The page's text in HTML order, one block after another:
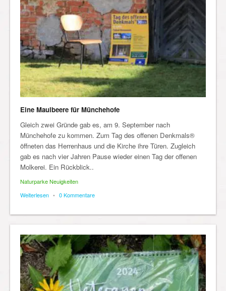
Eine Maulbeere für Münchehofe
Gleich zwei Gründe gab es, am 9. September nach
Münchehofe zu kommen. Zum Tag des offenen Denkmals®
öffneten das Herrenhaus und die Kirche ihre Türen. Zugleich
gab es nach vier Jahren Pause wieder einen Tag der offenen
Molkerei. Ein Rückblick..
Naturparke Neuigkeiten
Weiterlesen • 0 Kommentare